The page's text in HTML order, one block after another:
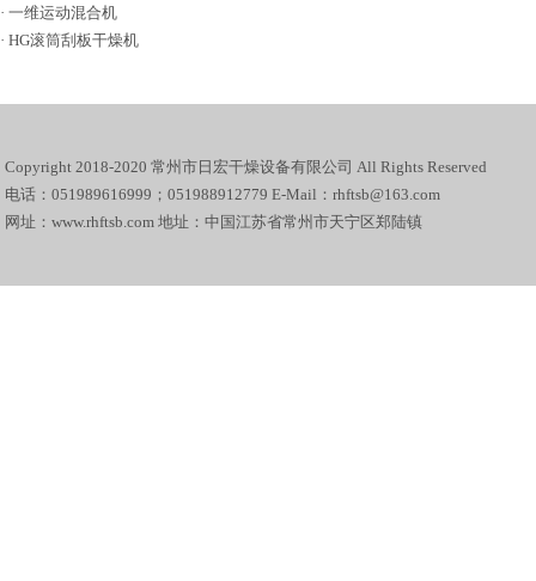
· 一维运动混合机
· HG滚筒刮板干燥机
Copyright 2018-2020 常州市日宏干燥设备有限公司 All Rights Reserved
电话：051989616999；051988912779 E-Mail：rhftsb@163.com
网址：www.rhftsb.com 地址：中国江苏省常州市天宁区郑陆镇